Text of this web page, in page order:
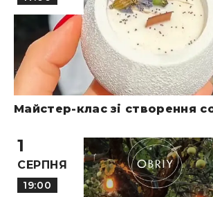
Майстер-клас зі створення
1
СЕРПНЯ
19:00